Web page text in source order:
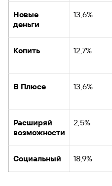
Новые
деньги
13,6%
Копить 12,7%
В Плюсе 13,6%
Расширяй
возможности
2,5%
Социальный 18,9%